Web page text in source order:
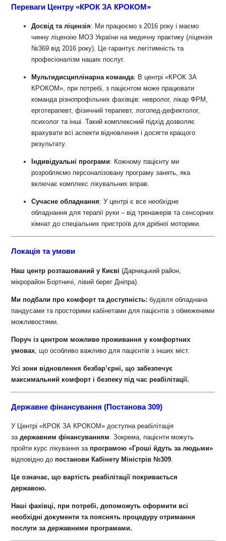
Переваги Центру «КРОК ЗА КРОКОМ»
Досвід та ліцензія: Ми працюємо з 2016 року і маємо
чинну ліцензію МОЗ України на медичну практику (ліцензія
№369 від 2016 року). Це гарантує легітимність та
професіоналізм наших послуг.
Мультидисциплінарна команда: В центрі «КРОК ЗА
КРОКОМ», при потребі, з пацієнтом може працювати
команда різнопрофільних фахівців: невролог, лікар ФРМ,
ерготерапевт, фізичний терапевт, логопед-дефектолог,
психолог та інші. Такий комплексний підхід дозволяє
врахувати всі аспекти відновлення і досягти кращого
результату.
Індивідуальні програми: Кожному пацієнту ми
розробляємо персоналізовану програму занять, яка
включає комплекс лікувальних вправ.
Сучасне обладнання: У центрі є все необхідне
обладнання для терапії руки – від тренажерів та сенсорних
кімнат до спеціальних пристроїв для дрібної моторики.
Локація та умови
Наш центр розташований у Києві (Дарницький район,
мікрорайон Бортничі, лівий берег Дніпра).
Ми подбали про комфорт та доступність: будівля обладнана
пандусами та просторими кабінетами для пацієнтів з обмеженими
можливостями.
Поруч із центром можливе проживання у комфортних
умовах , що особливо важливо для пацієнтів з інших міст.
Усі зони відновлення безбар’єрні, що забезпечує
максимальний комфорт і безпеку під час реабілітації.
Державне фінансування (Постанова 309)
У Центрі «КРОК ЗА КРОКОМ» доступна реабілітація
задержавним фінансуванням . Зокрема, пацієнти можуть
пройти курс лікування за програмою «Гроші йдуть за людьми»
відповідно до постанови Кабінету Міністрів №309
Це означає, що вартість реабілітації покривається
державою.
Наші фахівці, при потребі, допоможуть оформити всі
необхідні документи та пояснять процедуру отримання
послуги за державними програмами.